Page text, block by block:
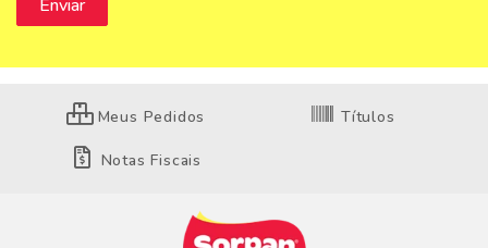
Meus Pedidos Títulos
Notas Fiscais